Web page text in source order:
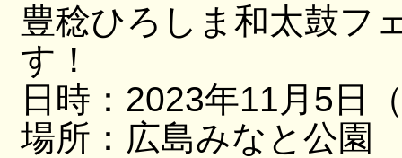
豊稔ひろしま和太鼓フ
す！
日時：2023年11月5日
場所：広島みなと公園